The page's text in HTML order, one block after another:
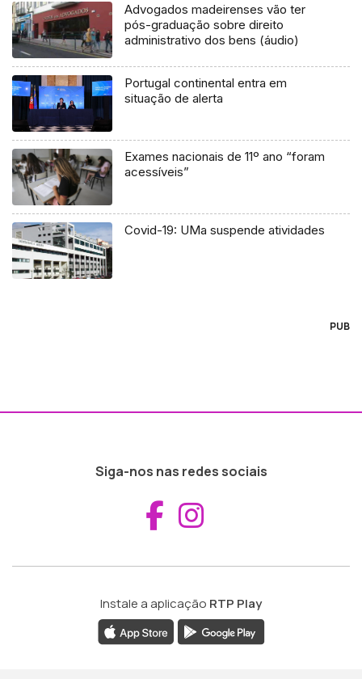
Advogados madeirenses vão ter
pós-graduação sobre direito
administrativo dos bens (áudio)
Portugal continental entra em
situação de alerta
Exames nacionais de 11º ano “foram
acessíveis”
Covid-19: UMa suspende atividades
PUB
Siga-nos nas redes sociais
Aceder ao
Instale a aplicação RTP Play